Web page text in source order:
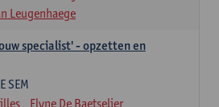
Leugenhaege
specialist' - opzetten en
SEM
Elyne De Baetselier